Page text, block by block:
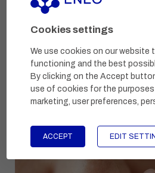
Cookies settings
We use cookies on our website
functioning and the best
By clicking on the Accept
use of cookies for the
marketing, user preferences,
ACCEPT EDIT
Loe